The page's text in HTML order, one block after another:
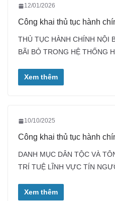
12/01/2026
Công khai thủ tục hành
THỦ TỤC HÀNH CHÍNH NỘI
BÃI BỎ TRONG HỆ THỐNG
Xem thêm
10/10/2025
Công khai thủ tục hành
DANH MỤC DÂN TỘC VÀ
TRÍ TUỆ LĨNH VỰC TÍN
Xem thêm